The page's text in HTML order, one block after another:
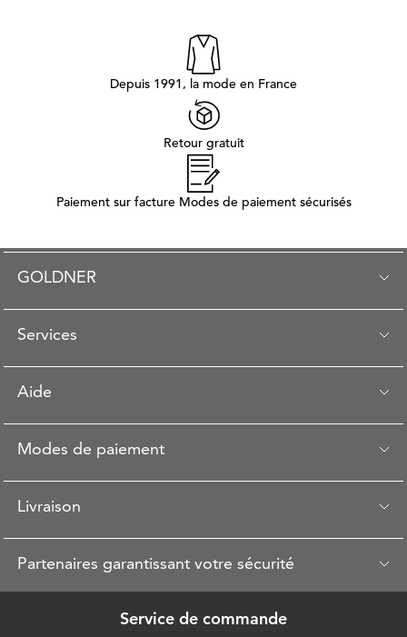
Depuis 1991, la mode en France
Retour gratuit
Paiement sur facture Modes de paiement sécurisés
GOLDNER
Services
Aide
Modes de paiement
Livraison
Partenaires garantissant votre sécurité
Service de commande